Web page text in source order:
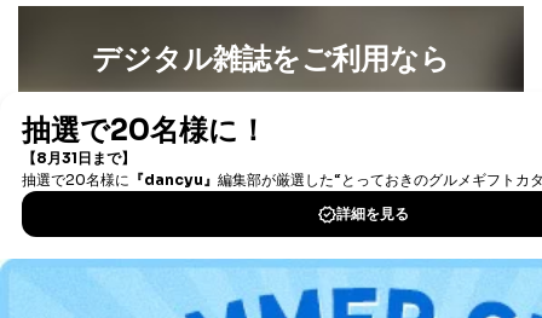
いて
当社は、本人から、開示対象個人情報について利用目的
の通知を求められた場合には、遅滞なくこれに応じま
す。ただし、以下①～④のいずれかに該当する場合は、
利用目的の通知を行なうことはできません。そのとき
は、本人に遅滞無くその旨を通知するとともに、理由を
①利用目的を本人に通知し、又は公表することによって
本人又は第三者の生命、身体、財産その他の権利利益を
②利用目的を本人に通知し、又は公表することによって
デジタル雑誌をご利用なら
書籍）が無料で読み放題！
DOWNLOAD FOR IOS
DOWNLOAD FOR ANDROID